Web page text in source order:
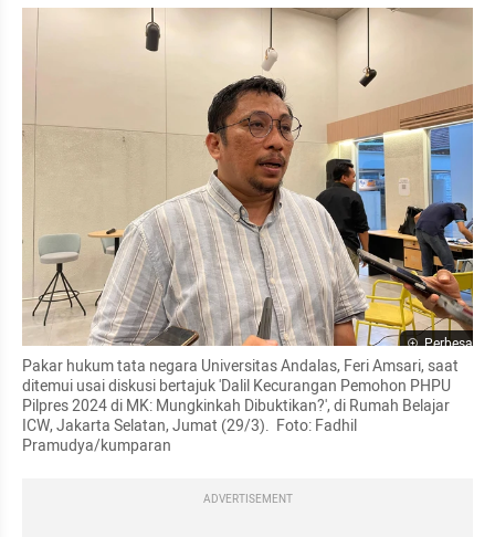
Perbesar
Pakar hukum tata negara Universitas Andalas, Feri Amsari, saat
ditemui usai diskusi bertajuk 'Dalil Kecurangan Pemohon PHPU
Pilpres 2024 di MK: Mungkinkah Dibuktikan?', di Rumah Belajar
ICW, Jakarta Selatan, Jumat (29/3).  Foto: Fadhil
Pramudya/kumparan
ADVERTISEMENT